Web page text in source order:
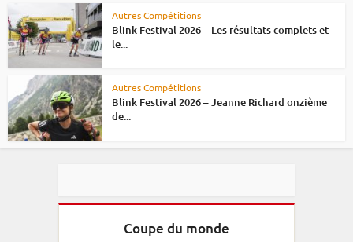
Autres Compétitions
Blink Festival 2026 – Les résultats complets et
le...
Autres Compétitions
Blink Festival 2026 – Jeanne Richard onzième
de...
Coupe du monde